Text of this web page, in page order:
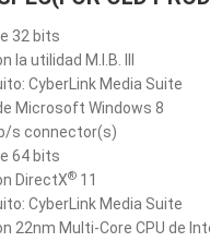
32 bits
la utilidad M.I.B. III
CyberLink Media Suite
Microsoft Windows 8
s connector(s)
64 bits
DirectX® 11
CyberLink Media Suite
22nm Multi-Core CPU de